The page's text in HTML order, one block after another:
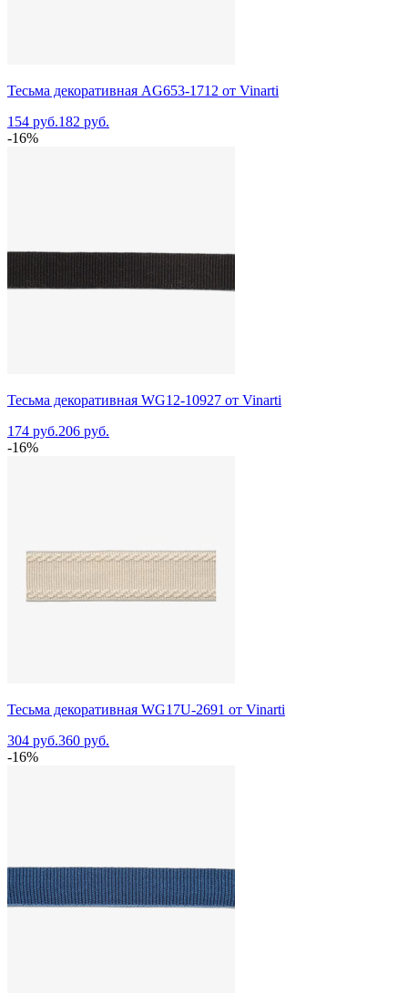
Тесьма декоративная AG653-1712 от Vinarti
154 руб.182 руб.
-16%
Тесьма декоративная WG12-10927 от Vinarti
174 руб.206 руб.
-16%
Тесьма декоративная WG17U-2691 от Vinarti
304 руб.360 руб.
-16%